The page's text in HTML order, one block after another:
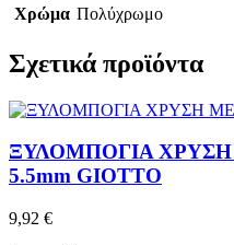
Χρώμα Πολύχρωμο
Σχετικά προϊόντα
ΞΥΛΟΜΠΟΓΙΑ ΧΡΥΣΗ
5.5mm GIOTTO
9,92 €